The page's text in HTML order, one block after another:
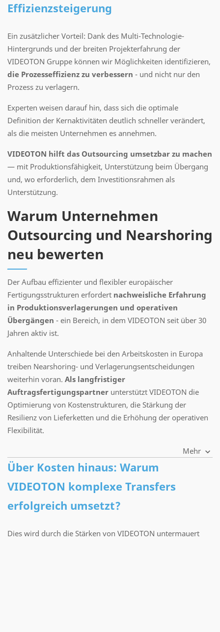
Effizienzsteigerung
Ein zusätzlicher Vorteil: Dank des Multi-Technologie-
Hintergrunds und der breiten Projekterfahrung der
VIDEOTON Gruppe können wir Möglichkeiten identifizieren,
die Prozesseffizienz zu verbessern - und nicht nur den
Prozess zu verlagern.
Experten weisen darauf hin, dass sich die optimale
Definition der Kernaktivitäten deutlich schneller verändert,
als die meisten Unternehmen es annehmen.
VIDEOTON hilft das Outsourcing umsetzbar zu machen
— mit Produktionsfähigkeit, Unterstützung beim Übergang
und, wo erforderlich, dem Investitionsrahmen als
Unterstützung.
Warum Unternehmen
Outsourcing und Nearshoring
neu bewerten
Der Aufbau effizienter und flexibler europäischer
Fertigungsstrukturen erfordert nachweisliche Erfahrung
in Produktionsverlagerungen und operativen
Übergängen - ein Bereich, in dem VIDEOTON seit über 30
Jahren aktiv ist.
Anhaltende Unterschiede bei den Arbeitskosten in Europa
treiben Nearshoring- und Verlagerungsentscheidungen
weiterhin voran. Als langfristiger
Auftragsfertigungspartner unterstützt VIDEOTON die
Optimierung von Kostenstrukturen, die Stärkung der
Resilienz von Lieferketten und die Erhöhung der operativen
Flexibilität.
Mehr
Über Kosten hinaus: Warum
VIDEOTON komplexe Transfers
erfolgreich umsetzt?
Dies wird durch die Stärken von VIDEOTON untermauert